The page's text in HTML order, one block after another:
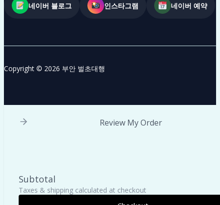
네이버 블로그 인스타그램 네이버 예약
Copyright © 2026 부안 벌초대행
Review My Order
Subtotal
Taxes & shipping calculated at checkout